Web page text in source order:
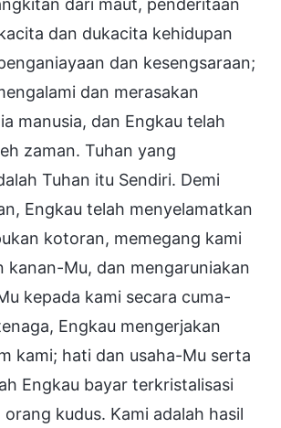
dan dukacita kehidupan
dan kesengsaraan;
dan merasakan
manusia, dan Engkau telah
zaman. Tuhan yang
Tuhan itu Sendiri. Demi
Engkau telah menyelamatkan
kotoran, memegang kami
kanan-Mu, dan mengaruniakan
kepada kami secara cuma-
Engkau mengerjakan
kami; hati dan usaha-Mu serta
Engkau bayar terkristalisasi
kudus. Kami adalah hasil